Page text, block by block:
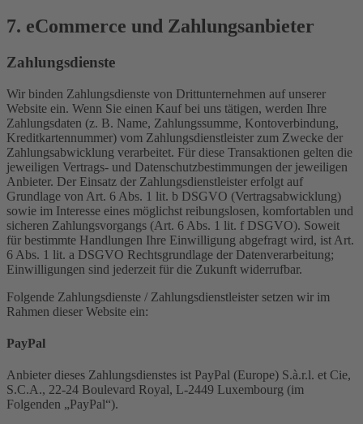
7. eCommerce und Zahlungs­anbieter
Zahlungsdienste
Wir binden Zahlungsdienste von Drittunternehmen auf unserer
Website ein. Wenn Sie einen Kauf bei uns tätigen, werden Ihre
Zahlungsdaten (z. B. Name, Zahlungssumme, Kontoverbindung,
Kreditkartennummer) vom Zahlungsdienstleister zum Zwecke der
Zahlungsabwicklung verarbeitet. Für diese Transaktionen gelten die
jeweiligen Vertrags- und Datenschutzbestimmungen der jeweiligen
Anbieter. Der Einsatz der Zahlungsdienstleister erfolgt auf
Grundlage von Art. 6 Abs. 1 lit. b DSGVO (Vertragsabwicklung)
sowie im Interesse eines möglichst reibungslosen, komfortablen und
sicheren Zahlungsvorgangs (Art. 6 Abs. 1 lit. f DSGVO). Soweit
für bestimmte Handlungen Ihre Einwilligung abgefragt wird, ist Art.
6 Abs. 1 lit. a DSGVO Rechtsgrundlage der Datenverarbeitung;
Einwilligungen sind jederzeit für die Zukunft widerrufbar.
Folgende Zahlungsdienste / Zahlungsdienstleister setzen wir im
Rahmen dieser Website ein:
PayPal
Anbieter dieses Zahlungsdienstes ist PayPal (Europe) S.à.r.l. et Cie,
S.C.A., 22-24 Boulevard Royal, L-2449 Luxembourg (im
Folgenden „PayPal“).